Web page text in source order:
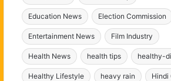
Education News Election Commission
Entertainment News Film Industry
Health News health tips healthy-
Healthy Lifestyle heavy rain Hindi